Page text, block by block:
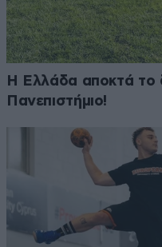
Η Ελλάδα αποκτά το
Πανεπιστήμιο!